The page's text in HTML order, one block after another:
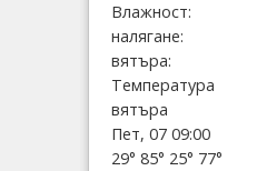
Влажност:
налягане:
вятъра:
Температура
вятъра
Пет, 07 09:00
29° 85° 25° 77°